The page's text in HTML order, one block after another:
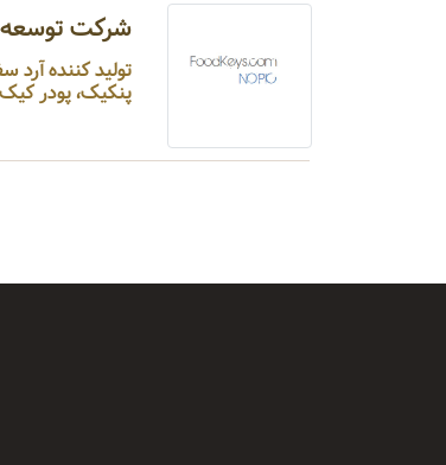
شرکت توسعه
تولید کننده آرد
پنکیک، پودر